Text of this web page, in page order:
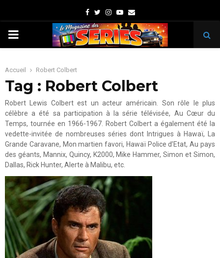
Facebook
TwitterInstagram
Youtube
Email
PRIMARY
Accueil Robert Colbert
Tag : Robert Colbert
Robert Lewis Colbert est un acteur américain. Son rôle le plus
célèbre a été sa participation à la série télévisée, Au Cœur du
Temps, tournée en 1966-1967. Robert Colbert a également été la
vedette-invitée de nombreuses séries dont Intrigues à Hawaï, La
Grande Caravane, Mon martien favori, Hawaï Police d’Etat, Au pays
des géants, Mannix, Quincy, K2000, Mike Hammer, Simon et Simon,
Dallas, Rick Hunter, Alerte à Malibu, etc.